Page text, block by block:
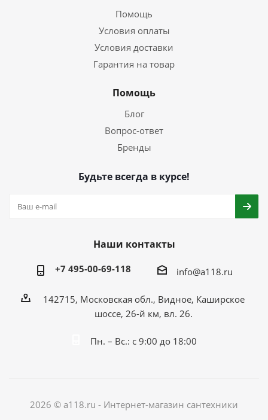
Помощь
Условия оплаты
Условия доставки
Гарантия на товар
Помощь
Блог
Вопрос-ответ
Бренды
Будьте всегда в курсе!
Наши контакты
+7 495-00-69-118 info@a118.ru
142715, Московская обл., Видное, Каширское
шоссе, 26-й км, вл. 26.
Пн. – Вс.: с 9:00 до 18:00
2026 © a118.ru - Интернет-магазин сантехники